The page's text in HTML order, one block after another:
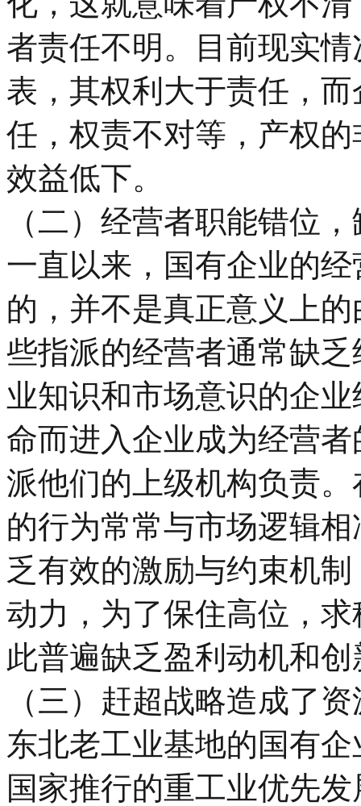
者责任不明。目前现实
表，其权利大于责任，
任，权责不对等，产权
效益低下。
（二）经营者职能错位
一直以来，国有企业的
的，并不是真正意义上
些指派的经营者通常缺
业知识和市场意识的企
命而进入企业成为经营
派他们的上级机构负责
的行为常常与市场逻辑
乏有效的激励与约束机
动力，为了保住高位，
此普遍缺乏盈利动机和
（三）赶超战略造成了
东北老工业基地的国有
国家推行的重工业优先